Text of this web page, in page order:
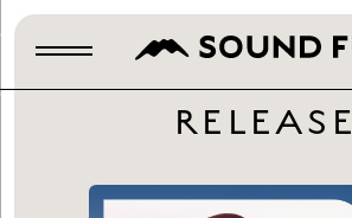
RELEASE